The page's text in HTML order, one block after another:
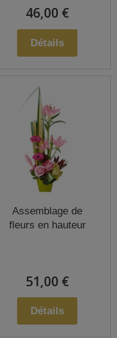
46,00 €
Détails
Assemblage de
fleurs en hauteur
51,00 €
Détails